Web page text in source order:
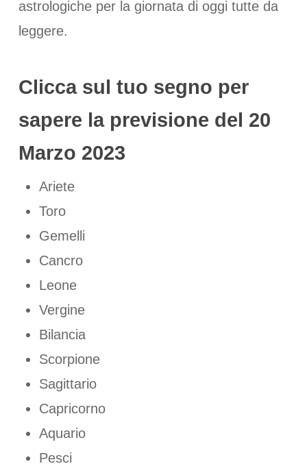
astrologiche per la giornata di oggi tutte da
leggere.
Clicca sul tuo segno per
sapere la previsione del 20
Marzo 2023
Ariete
Toro
Gemelli
Cancro
Leone
Vergine
Bilancia
Scorpione
Sagittario
Capricorno
Aquario
Pesci